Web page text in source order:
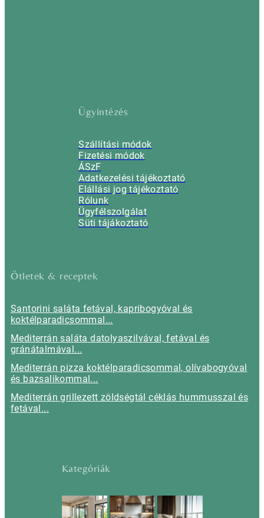
Ügyintézés
Szállítási módok
Fizetési módok
ÁSzF
Adatkezelési tájékoztató
Elállási jog tájékoztató
Rólunk
Ügyfélszolgálat
Süti tájákoztató
Ötletek & receptek
Santorini saláta fetával, kapribogyóval és
koktélparadicsommal...
Mediterrán saláta datolyaszilvával, fetával és
gránátalmával...
Mediterrán pizza koktélparadicsommal, olívabogyóval
és bazsalikommal...
Mediterrán grillezett zöldségtál céklás hummusszal és
fetával...
Kategóriák